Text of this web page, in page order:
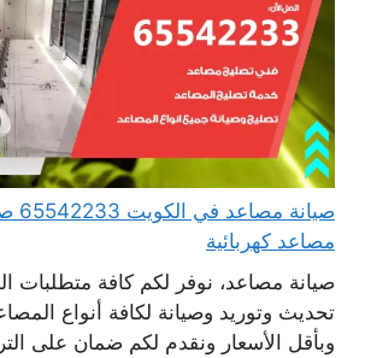
مصاعد كهربائية
صيانة مصاعد، نوفر لكم كافة متطلبات
تحديث وتوريد وصيانة لكافة أنواع
وبأقل الأسعار ونقدم لكم ضمان على